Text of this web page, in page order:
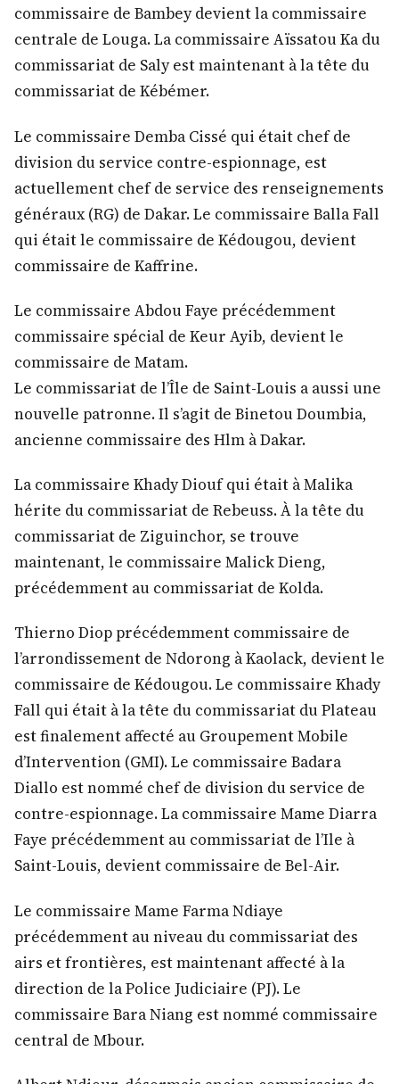
commissaire de Bambey devient la commissaire
centrale de Louga. La commissaire Aïssatou Ka du
commissariat de Saly est maintenant à la tête du
commissariat de Kébémer.
Le commissaire Demba Cissé qui était chef de
division du service contre-espionnage, est
actuellement chef de service des renseignements
généraux (RG) de Dakar. Le commissaire Balla Fall
qui était le commissaire de Kédougou, devient
commissaire de Kaffrine.
Le commissaire Abdou Faye précédemment
commissaire spécial de Keur Ayib, devient le
commissaire de Matam.
Le commissariat de l’Île de Saint-Louis a aussi une
nouvelle patronne. Il s’agit de Binetou Doumbia,
ancienne commissaire des Hlm à Dakar.
La commissaire Khady Diouf qui était à Malika
hérite du commissariat de Rebeuss. À la tête du
commissariat de Ziguinchor, se trouve
maintenant, le commissaire Malick Dieng,
précédemment au commissariat de Kolda.
Thierno Diop précédemment commissaire de
l’arrondissement de Ndorong à Kaolack, devient le
commissaire de Kédougou. Le commissaire Khady
Fall qui était à la tête du commissariat du Plateau
est finalement affecté au Groupement Mobile
d’Intervention (GMI). Le commissaire Badara
Diallo est nommé chef de division du service de
contre-espionnage. La commissaire Mame Diarra
Faye précédemment au commissariat de l’Ile à
Saint-Louis, devient commissaire de Bel-Air.
Le commissaire Mame Farma Ndiaye
précédemment au niveau du commissariat des
airs et frontières, est maintenant affecté à la
direction de la Police Judiciaire (PJ). Le
commissaire Bara Niang est nommé commissaire
central de Mbour.